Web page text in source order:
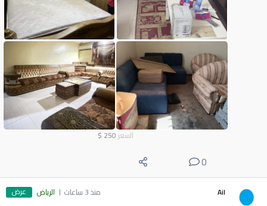
السعر 250
$
0
Ail منذ 3 ساعات الرياض عرض